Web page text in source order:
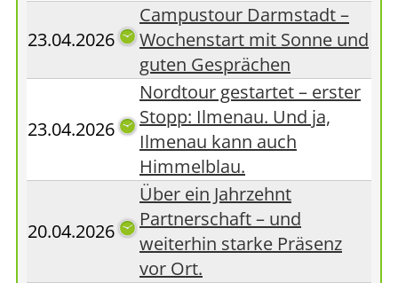
23.04.2026
Campustour Darmstadt –
Wochenstart mit Sonne und
guten Gesprächen
23.04.2026
Nordtour gestartet – erster
Stopp: Ilmenau. Und ja,
Ilmenau kann auch
Himmelblau.
20.04.2026
Über ein Jahrzehnt
Partnerschaft – und
weiterhin starke Präsenz
vor Ort.